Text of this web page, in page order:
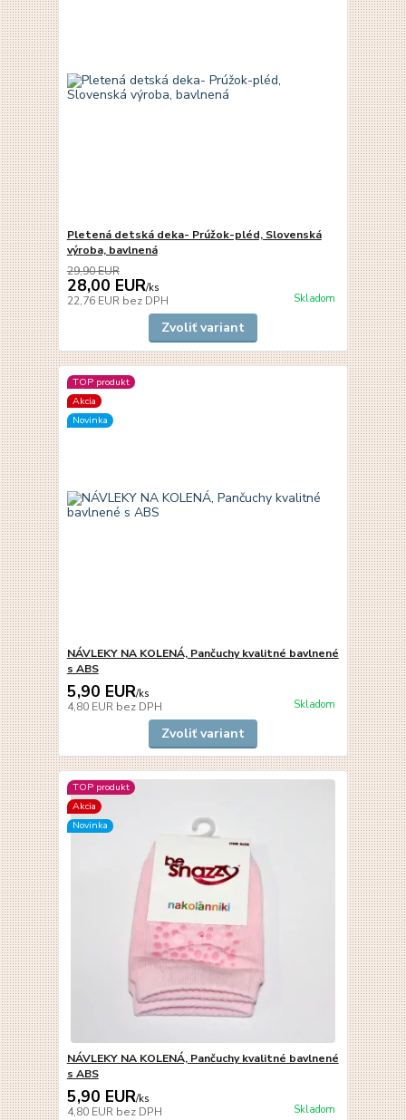
Pletená detská deka- Prúžok-pléd, Slovenská
výroba, bavlnená
29,90 EUR
28,00 EUR/ks
22,76 EUR bez DPH Skladom
Zvoliť variant
TOP produkt
Akcia
Novinka
NÁVLEKY NA KOLENÁ, Pančuchy kvalitné bavlnené
s ABS
5,90 EUR/ks
4,80 EUR bez DPH Skladom
Zvoliť variant
TOP produkt
Akcia
Novinka
NÁVLEKY NA KOLENÁ, Pančuchy kvalitné bavlnené
s ABS
5,90 EUR/ks
4,80 EUR bez DPH Skladom